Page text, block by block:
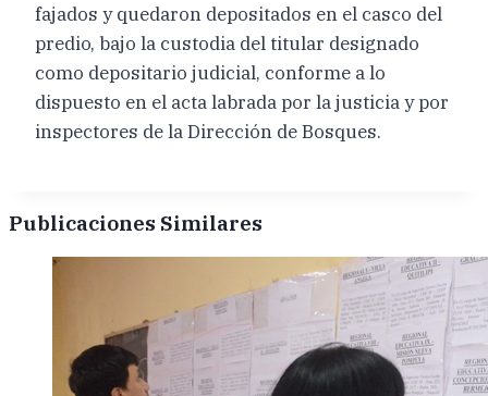
fajados y quedaron depositados en el casco del
predio, bajo la custodia del titular designado
como depositario judicial, conforme a lo
dispuesto en el acta labrada por la justicia y por
inspectores de la Dirección de Bosques.
Publicaciones Similares